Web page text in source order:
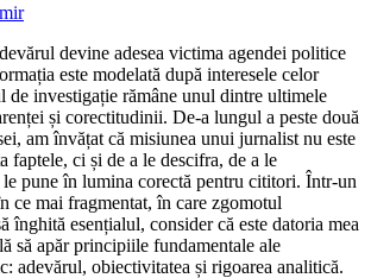
devine adesea victima agendei politice
este modelată după interesele celor
de investigație rămâne unul dintre ultimele
și corectitudinii. De-a lungul a peste două
am învățat că misiunea unui jurnalist nu este
faptele, ci și de a le descifra, de a le
pune în lumina corectă pentru cititori. Într-un
ce mai fragmentat, în care zgomotul
înghită esențialul, consider că este datoria mea
să apăr principiile fundamentale ale
adevărul, obiectivitatea și rigoarea analitică.